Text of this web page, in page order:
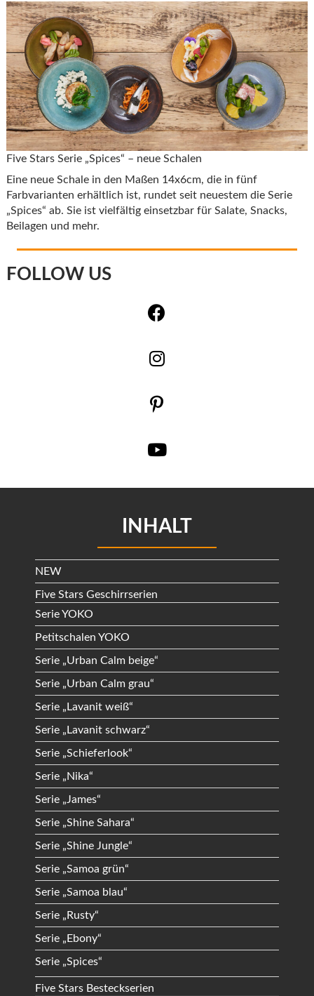
Five Stars Serie „Spices“ – neue Schalen
Eine neue Schale in den Maßen 14x6cm, die in fünf
Farbvarianten erhältlich ist, rundet seit neuestem die Serie
„Spices“ ab. Sie ist vielfältig einsetzbar für Salate, Snacks,
Beilagen und mehr.
FOLLOW US
INHALT
NEW
Five Stars Geschirrserien
Serie YOKO
Petitschalen YOKO
Serie „Urban Calm beige“
Serie „Urban Calm grau“
Serie „Lavanit weiß“
Serie „Lavanit schwarz“
Serie „Schieferlook“
Serie „Nika“
Serie „James“
Serie „Shine Sahara“
Serie „Shine Jungle“
Serie „Samoa grün“
Serie „Samoa blau“
Serie „Rusty“
Serie „Ebony“
Serie „Spices“
Five Stars Besteckserien